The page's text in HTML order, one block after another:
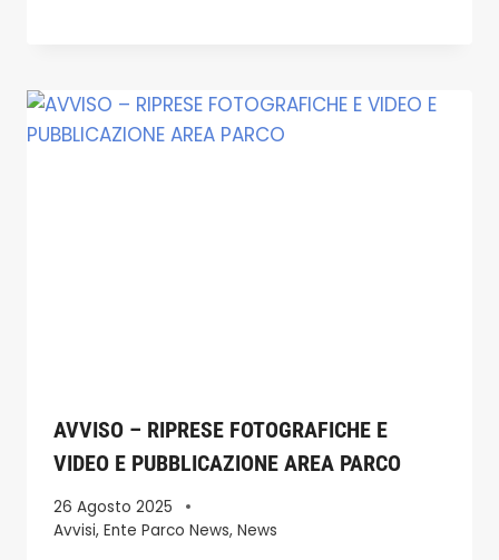
AVVISO – RIPRESE FOTOGRAFICHE E
VIDEO E PUBBLICAZIONE AREA PARCO
26 Agosto 2025
Avvisi, Ente Parco News, News